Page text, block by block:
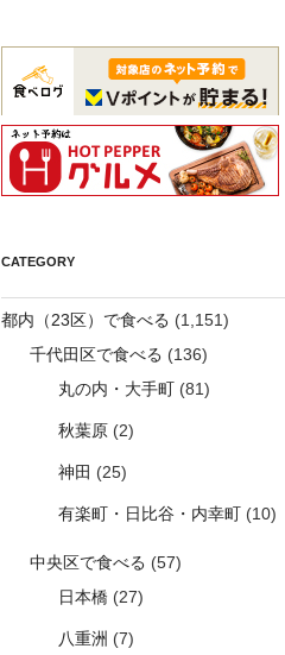
CATEGORY
都内（23区）で食べる (1,151)
千代田区で食べる (136)
丸の内・大手町 (81)
秋葉原 (2)
神田 (25)
有楽町・日比谷・内幸町 (10)
中央区で食べる (57)
日本橋 (27)
八重洲 (7)